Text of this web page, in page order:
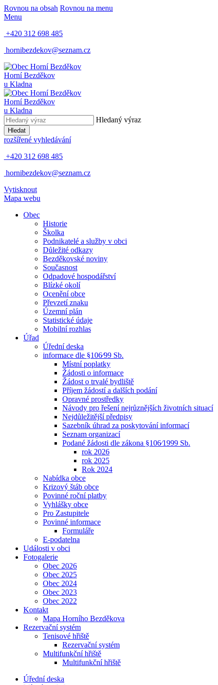
Rovnou na obsah Rovnou na menu
Menu
+420 312 698 485
hornibezdekov@seznam.cz
Horní Bezděkov
u Kladna
Horní Bezděkov
u Kladna
Hledaný výraz
Hledat
rozšířené vyhledávání
+420 312 698 485
hornibezdekov@seznam.cz
Vytisknout
Mapa webu
Obec
Historie
Školka
Podnikatelé a služby v obci
Důležité odkazy
Bezděkovské noviny
Současnost
Odpadové hospodářství
Blízké okolí
Ocenění obce
Převzetí znaku
Územní plán
Statistické údaje
Mobilní rozhlas
Úřad
Úřední deska
informace dle §106⁄99 Sb.
Místní poplatky
Žádosti o informace
Žádost o trvalé bydliště
Příjem žádostí a dalších podání
Opravné prostředky
Návody pro řešení nejrůznějších životních situací
Nejdůležitější předpisy
Sazebník úhrad za poskytování informací
Seznam organizací
Podané žádosti dle zákona §106⁄1999 Sb.
rok 2026
rok 2025
Rok 2024
Nabídka obce
Krizový štáb obce
Povinné roční platby
Vyhlášky obce
Pro Zastupitele
Povinné informace
Formuláře
E-podatelna
Události v obci
Fotogalerie
Obec 2026
Obec 2025
Obec 2024
Obec 2023
Obec 2022
Kontakt
Mapa Horního Bezděkova
Rezervační systém
Tenisové hřiště
Rezervační systém
Multifunkční hřiště
Multifunkční hřiště
Úřední deska